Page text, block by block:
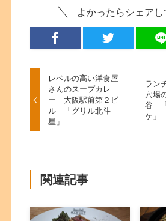
よかったらシェアし
レベルの高い洋食屋
さんのスープカレ
ー 大阪駅前第２ビ
ル 「グリル北斗
星」
ラン
穴場
谷 「
ケ」
関連記事